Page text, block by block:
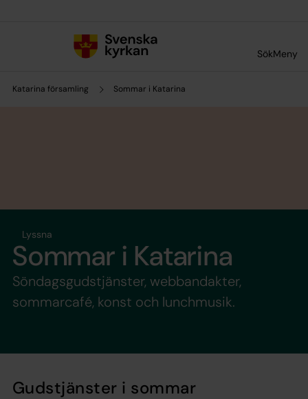
SökMeny
Katarina församling Sommar i Katarina
Lyssna
Sommar i Katarina
Söndagsgudstjänster, webbandakter,
sommarcafé, konst och lunchmusik.
Gudstjänster i sommar